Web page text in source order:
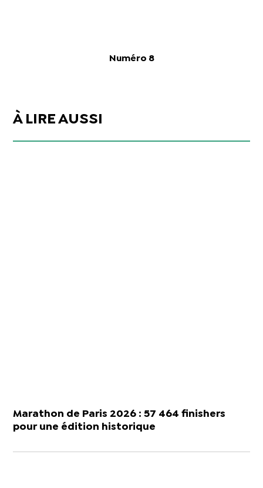
Numéro 8
À LIRE AUSSI
Marathon de Paris 2026 : 57 464 finishers
pour une édition historique